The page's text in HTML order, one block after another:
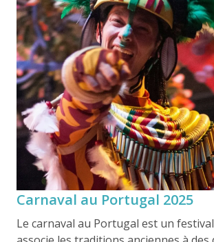
nocturne animée, mais toutes
identité locale et une participation
communauté.
Carnaval au Portugal 2025
Le carnaval au Portugal est un